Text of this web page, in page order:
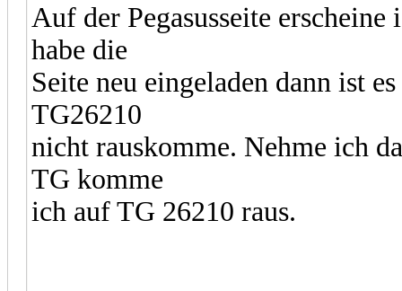
Auf der Pegasusseite
habe die
Seite neu eingeladen dann ist
TG26210
nicht rauskomme. Nehme ich
TG komme
ich auf TG 26210 raus.